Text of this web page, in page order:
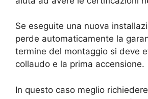
Se eseguite una nuova
perde automaticamente la
termine del montaggio si deve
collaudo e la prima accensione.
In questo caso meglio